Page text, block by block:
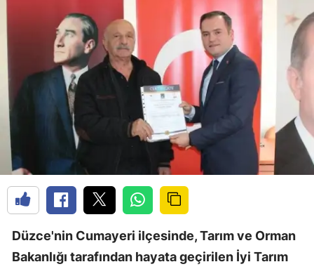
Düzce'nin Cumayeri ilçesinde, Tarım ve Orman
Bakanlığı tarafından hayata geçirilen İyi Tarım